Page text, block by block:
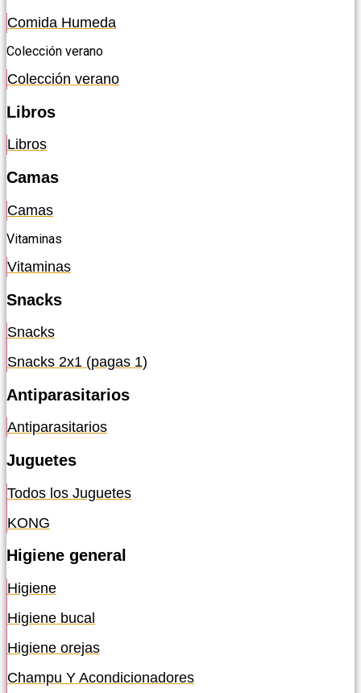
Comida Humeda
Colección verano
Colección verano
Libros
Libros
Camas
Camas
Vitaminas
Vitaminas
Snacks
Snacks
Snacks 2x1 (pagas 1)
Antiparasitarios
Antiparasitarios
Juguetes
Todos los Juguetes
KONG
Higiene general
Higiene
Higiene bucal
Higiene orejas
Champu Y Acondicionadores